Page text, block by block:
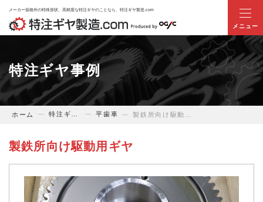
メーカー規格外の特殊形状、高精度な特注ギヤのことなら、特注ギヤ製造.com
ホーム
当サイトについて
特注ギヤ事例
特注ギヤ事例
ホーム 平歯車
製鉄所向け駆動用ギヤ